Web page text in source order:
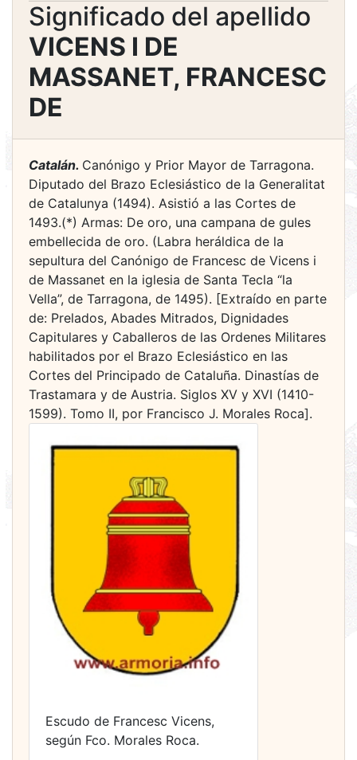
Significado del apellido
VICENS I DE
MASSANET, FRANCESC
DE
Catalán. Canónigo y Prior Mayor de Tarragona.
Diputado del Brazo Eclesiástico de la Generalitat
de Catalunya (1494). Asistió a las Cortes de
1493.(*) Armas: De oro, una campana de gules
embellecida de oro. (Labra heráldica de la
sepultura del Canónigo de Francesc de Vicens i
de Massanet en la iglesia de Santa Tecla “la
Vella”, de Tarragona, de 1495). [Extraído en parte
de: Prelados, Abades Mitrados, Dignidades
Capitulares y Caballeros de las Ordenes Militares
habilitados por el Brazo Eclesiástico en las
Cortes del Principado de Cataluña. Dinastías de
Trastamara y de Austria. Siglos XV y XVI (1410-
1599). Tomo II, por Francisco J. Morales Roca].
Escudo de Francesc Vicens,
según Fco. Morales Roca.